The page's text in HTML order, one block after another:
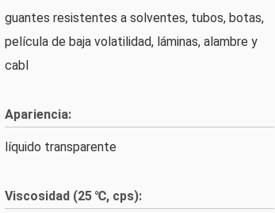
guantes resistentes a solventes, tubos, botas,
película de baja volatilidad, láminas, alambre y
cabl
Apariencia:
líquido transparente
Viscosidad (25 ℃, cps):